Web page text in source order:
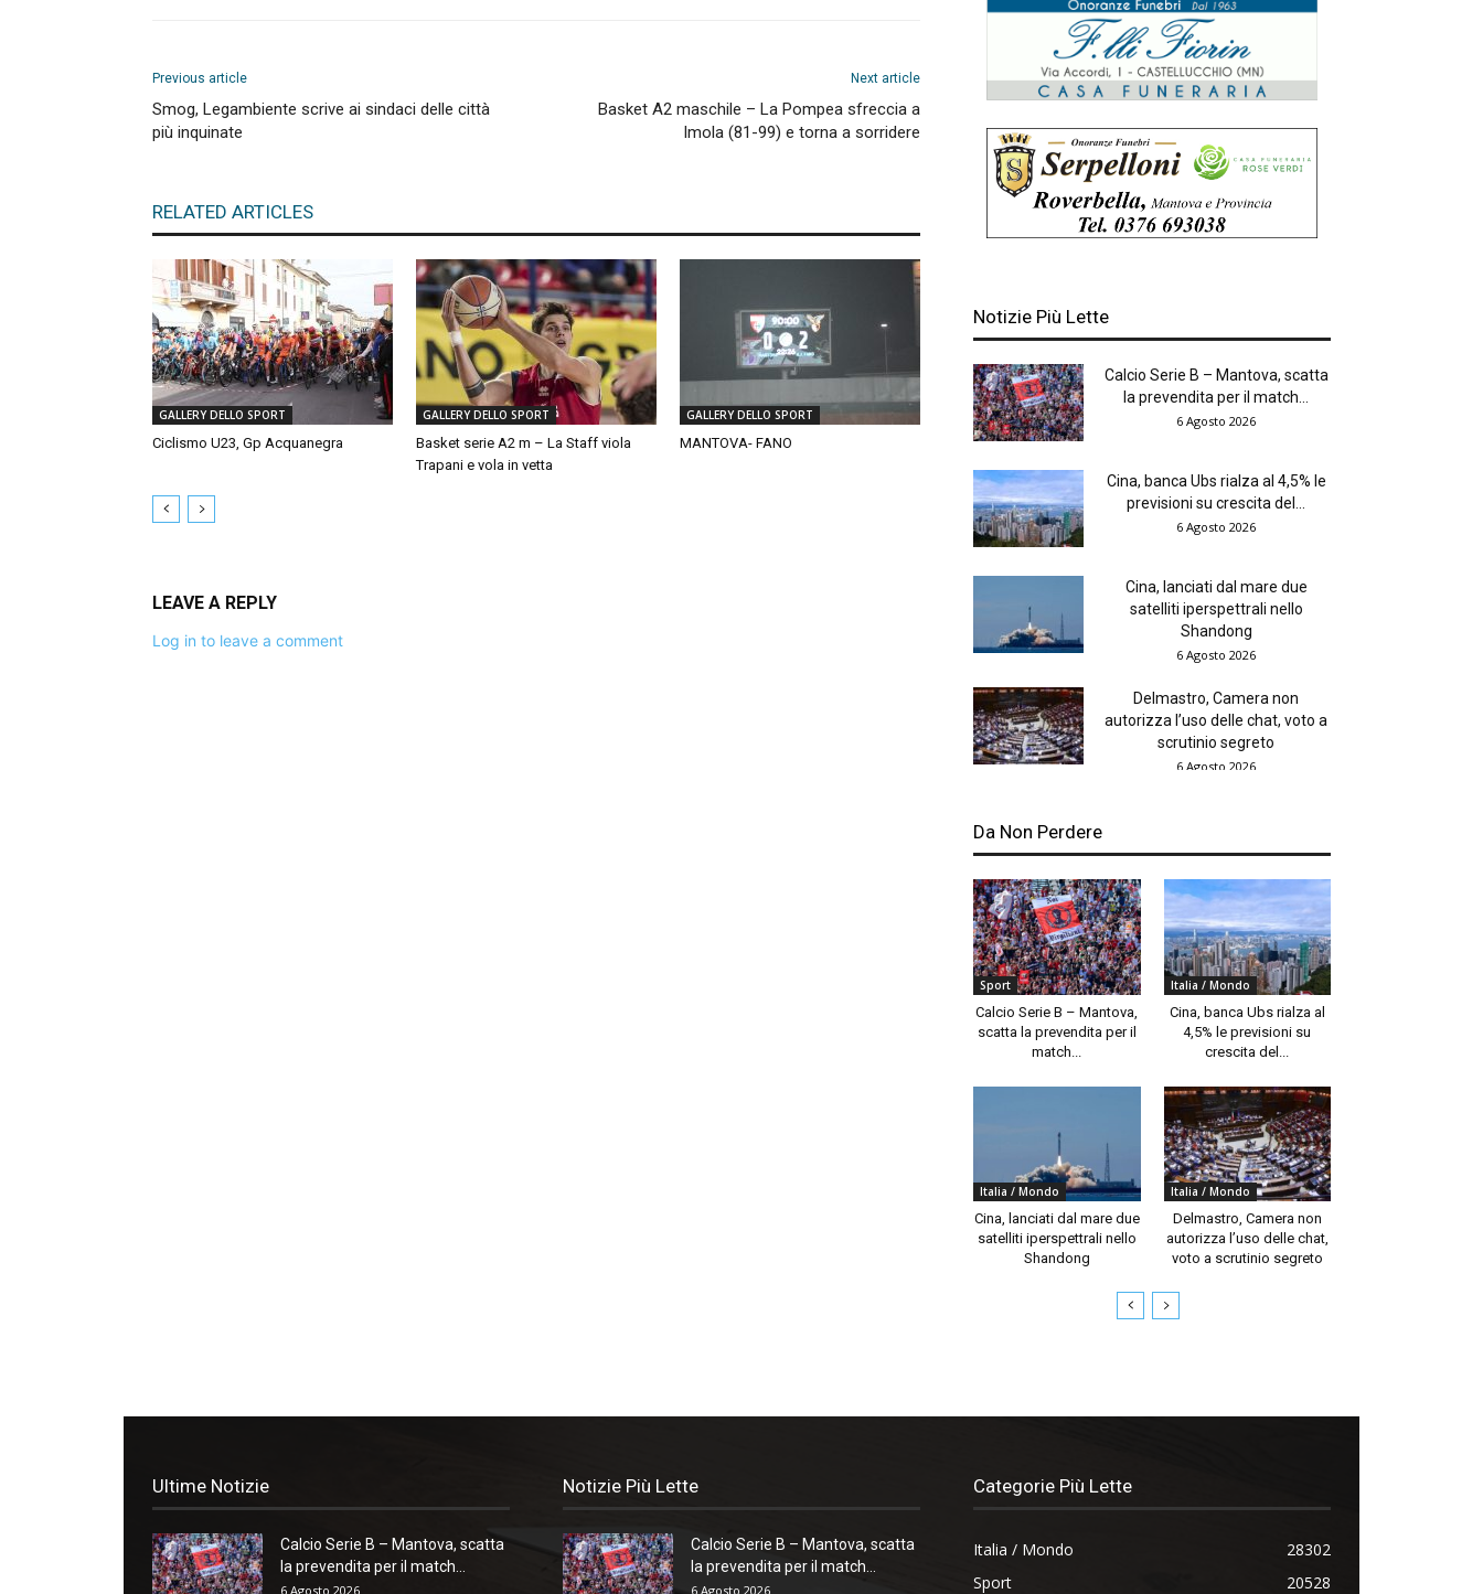
Previous article
Smog, Legambiente scrive ai sindaci delle città
più inquinate
Next article
Basket A2 maschile – La Pompea sfreccia a
Imola (81-99) e torna a sorridere
RELATED ARTICLES
GALLERY DELLO SPORT
Ciclismo U23, Gp Acquanegra
GALLERY DELLO SPORT
Basket serie A2 m – La Staff viola
Trapani e vola in vetta
GALLERY DELLO SPORT
MANTOVA- FANO
LEAVE A REPLY
Log in to leave a comment
Notizie Più Lette
Calcio Serie B – Mantova, scatta
la prevendita per il match...
6 Agosto 2026
Cina, banca Ubs rialza al 4,5% le
previsioni su crescita del...
6 Agosto 2026
Cina, lanciati dal mare due
satelliti iperspettrali nello
Shandong
6 Agosto 2026
Delmastro, Camera non
autorizza l’uso delle chat, voto a
scrutinio segreto
6 Agosto 2026
Da Non Perdere
Sport
Calcio Serie B – Mantova,
scatta la prevendita per il
match...
Italia / Mondo
Cina, banca Ubs rialza al
4,5% le previsioni su
crescita del...
Italia / Mondo
Cina, lanciati dal mare due
satelliti iperspettrali nello
Shandong
Italia / Mondo
Delmastro, Camera non
autorizza l’uso delle chat,
voto a scrutinio segreto
Ultime Notizie
Calcio Serie B – Mantova, scatta
la prevendita per il match...
6 Agosto 2026
Notizie Più Lette
Calcio Serie B – Mantova, scatta
la prevendita per il match...
6 Agosto 2026
Categorie Più Lette
Italia / Mondo
28302
Sport
20528